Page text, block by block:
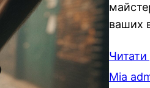
ваших
Читати
Mia